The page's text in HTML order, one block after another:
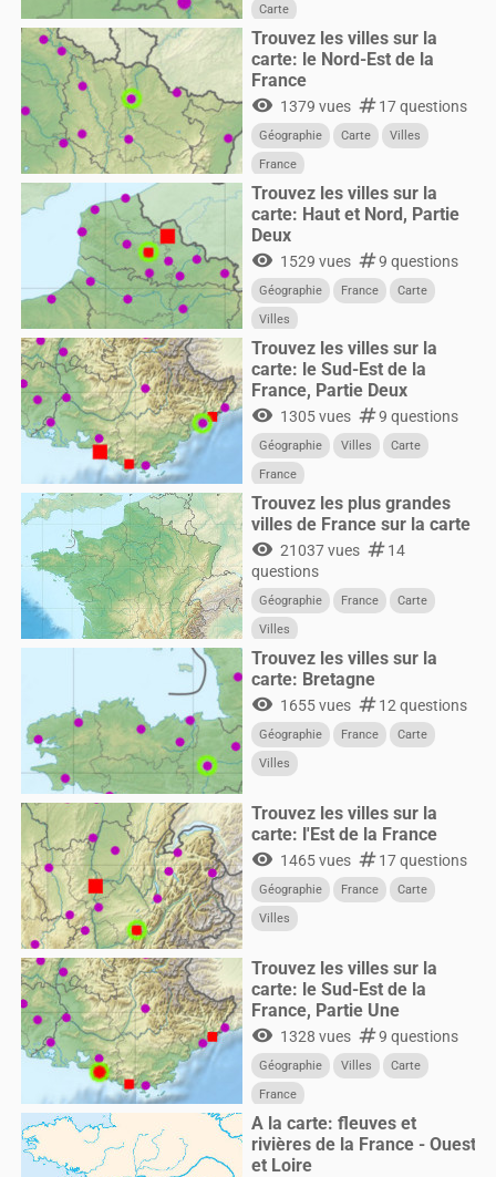
Carte
Trouvez les villes sur la
carte: le Nord-Est de la
France
visibility 1379 vues numbers17 questions
Géographie Carte
Villes
France
Trouvez les villes sur la
carte: Haut et Nord, Partie
Deux
visibility 1529 vues numbers9 questions
Géographie France
Carte
Villes
Trouvez les villes sur la
carte: le Sud-Est de la
France, Partie Deux
visibility 1305 vues numbers9 questions
Géographie Villes
Carte
France
Trouvez les plus grandes
villes de France sur la carte
visibility 21037 vues numbers14
questions
Géographie France
Carte
Villes
Trouvez les villes sur la
carte: Bretagne
visibility 1655 vues numbers12 questions
Géographie France
Carte
Villes
Trouvez les villes sur la
carte: l'Est de la France
visibility 1465 vues numbers17 questions
Géographie France
Carte
Villes
Trouvez les villes sur la
carte: le Sud-Est de la
France, Partie Une
visibility 1328 vues numbers9 questions
Géographie Villes
Carte
France
A la carte: fleuves et
rivières de la France - Ouest
et Loire